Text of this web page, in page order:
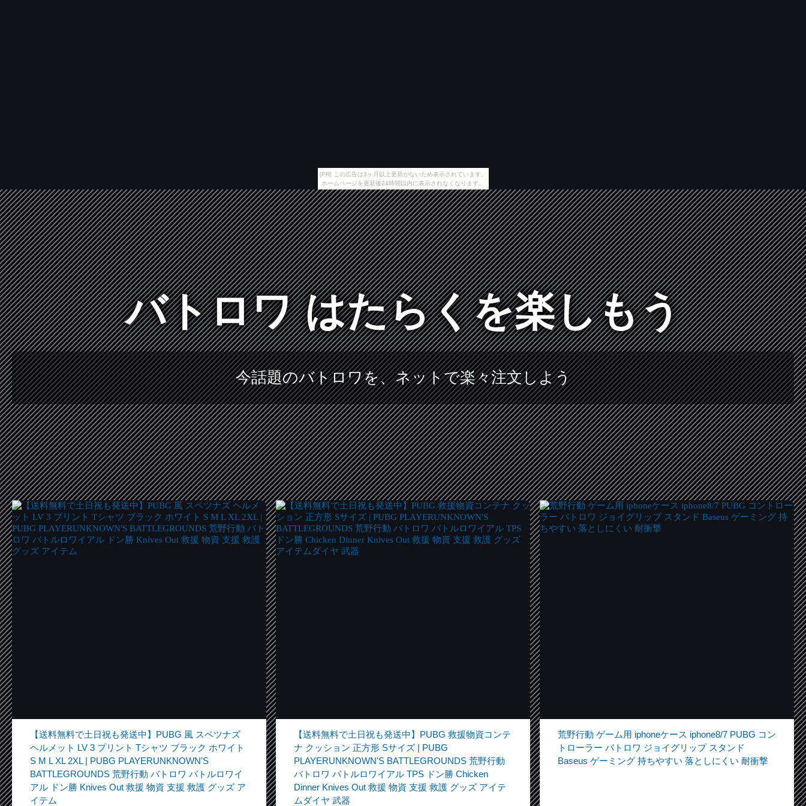
[PR] この広告は3ヶ月以上更新がないため表示されています。
ホームページを更新後24時間以内に表示されなくなります。
バトロワ はたらくを楽しもう
今話題のバトロワを、ネットで楽々注文しよう
【送料無料で土日祝も発送中】PUBG 風 スペツナズ
ヘルメット LV 3 プリント Tシャツ ブラック ホワイト
S M L XL 2XL | PUBG PLAYERUNKNOWN'S
BATTLEGROUNDS 荒野行動 バトロワ バトルロワイ
アル ドン勝 Knives Out 救援 物資 支援 救護 グッズ ア
イテム
【送料無料で土日祝も発送中】PUBG 救援物資コンテ
ナ クッション 正方形 Sサイズ | PUBG
PLAYERUNKNOWN'S BATTLEGROUNDS 荒野行動
バトロワ バトルロワイアル TPS ドン勝 Chicken
Dinner Knives Out 救援 物資 支援 救護 グッズ アイテ
ムダイヤ 武器
荒野行動 ゲーム用 iphoneケース iphone8/7 PUBG コン
トローラー バトロワ ジョイグリップ スタンド
Baseus ゲーミング 持ちやすい 落としにくい 耐衝撃